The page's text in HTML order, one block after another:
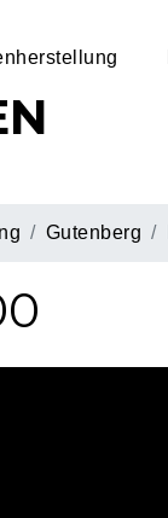
Gutenberg